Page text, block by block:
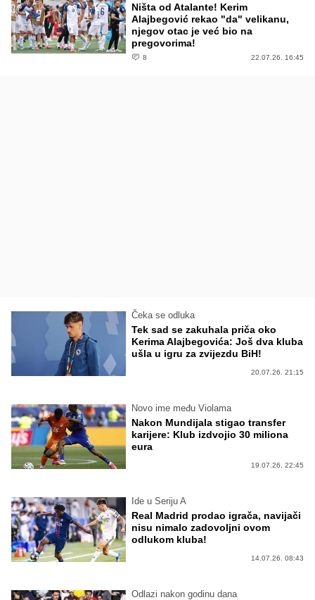
Ništa od Atalante! Kerim
Alajbegović rekao "da" velikanu,
njegov otac je već bio na
pregovorima!
8 22.07.26. 16:45
Čeka se odluka
Tek sad se zakuhala priča oko
Kerima Alajbegovića: Još dva kluba
ušla u igru za zvijezdu BiH!
20.07.26. 21:15
Novo ime među Violama
Nakon Mundijala stigao transfer
karijere: Klub izdvojio 30 miliona
eura
19.07.26. 22:45
Ide u Seriju A
Real Madrid prodao igrača, navijači
nisu nimalo zadovoljni ovom
odlukom kluba!
14.07.26. 08:43
Odlazi nakon godinu dana